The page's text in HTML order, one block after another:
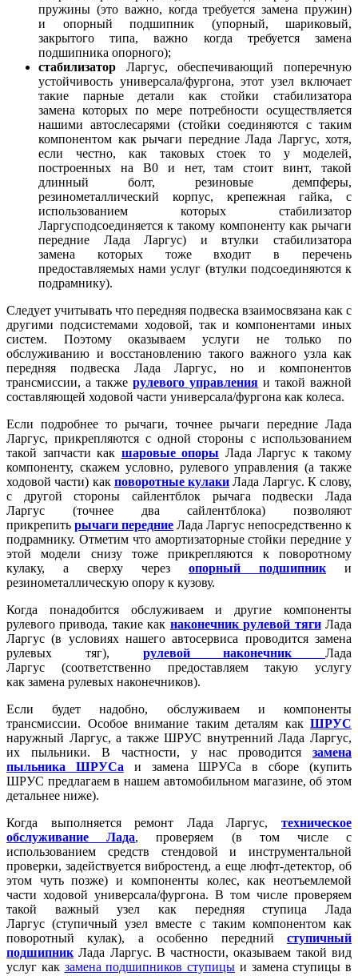
пружины (это важно, когда требуется замена пружин)
и опорный подшипник (упорный, шариковый,
закрытого типа, важно когда требуется замена
подшипника опорного);
стабилизатор Ларгус, обеспечивающий поперечную
устойчивость универсала/фургона, этот узел включает
такие парные детали как стойки стабилизатора
замена которых по мере потребности осуществляется
нашими автослесарями (стойки соединяются с таким
компонентом как рычаги передние Лада Ларгус, хотя,
если честно, как таковых стоек то у моделей,
построенных на B0 и нет, там стоит винт, такой
длинный болт, резиновые демпферы,
резинометаллический корпус, крепежная гайка, с
использованием которых стабилизатор
Ларгусподсоединяется к такому компоненту как рычаги
передние Лада Ларгус) и втулки стабилизатора
замена которых тоже входит в перечень
предоставляемых нами услуг (втулки подсоединяются к
подрамнику).
Следует учитывать что передняя подвеска взаимосвязана как с
другими подсистемами ходовой, так и компонентами иных
систем. Поэтому оказываем услуги не только по
обслуживанию и восстановлению такого важного узла как
передняя подвеска Лада Ларгус, но и компонентов
трансмиссии, а также рулевого управления и такой важной
составляющей ходовой части универсала/фургона как колеса.
Если подробнее то рычаги, точнее рычаги передние Лада
Ларгус, прикрепляются с одной стороны с использованием
такой запчасти как шаровые опоры Лада Ларгус к такому
компоненту, скажем условно, рулевого управления (а также
ходовой части) как поворотные кулаки Лада Ларгус. К слову,
с другой стороны сайлентблок рычага подвески Лада
Ларгус (точнее два сайлентблока) позволяют
прикрепить рычаги передние Лада Ларгус непосредственно к
подрамнику. Отметим что амортизаторные стойки передние у
этой модели снизу тоже прикрепляются к поворотному
кулаку, а сверху через опорный подшипник и
резинометаллическую опору к кузову.
Когда понадобится обслуживаем и другие компоненты
рулевого привода, такие как наконечник рулевой тягиЛада
Ларгус (в условиях нашего автосервиса проводится замена
рулевых тяг), рулевой наконечник Лада
Ларгус (соответственно предоставляем такую услугу
как замена рулевых наконечников).
Если будет надобно, обслуживаем и компоненты
трансмиссии. Особое внимание таким деталям как ШРУС
наружный Ларгус, а также ШРУС внутренний Лада Ларгус,
их пыльники. В частности, у нас проводится замена
пыльника ШРУСа и замена ШРУСа в сборе (купить
ШРУС предлагаем в нашем автомобильном магазине, об этом
детальнее ниже).
Когда выполняется ремонт Лада Ларгус, техническое
обслуживание Лада, проверяем (в том числе с
использованием средств стендовой и инструментальной
проверки, задействуется вибростенд, а еще люфт-детектор, об
этом чуть позже) и компоненты колес, как неотъемлемой
части ходовой универсала/фургона. В том числе проверяем
такой важный узел как передняя ступица Лада
Ларгус (ступичный узел вместе с таким компонентом как
поворотный кулак), а особенно передний ступичный
подшипник Лада Ларгус. В частности, оказываем такой вид
услуг как замена подшипников ступицы и замена ступицы в